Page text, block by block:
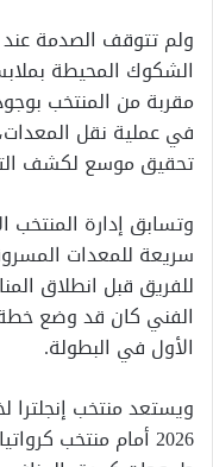
ولم تتوقف الصدمة
الشكوك المحيطة
مقربة من المنتخب
في عملية نقل
تحقيق موسع لكشف
وتسابق إدارة المنتخب
سريعة للمعدات
للفريق قبل انطلاق
الفني كان قد وضع
الأول في البطولة.
ويستعد منتخب
2026 أمام منتخب